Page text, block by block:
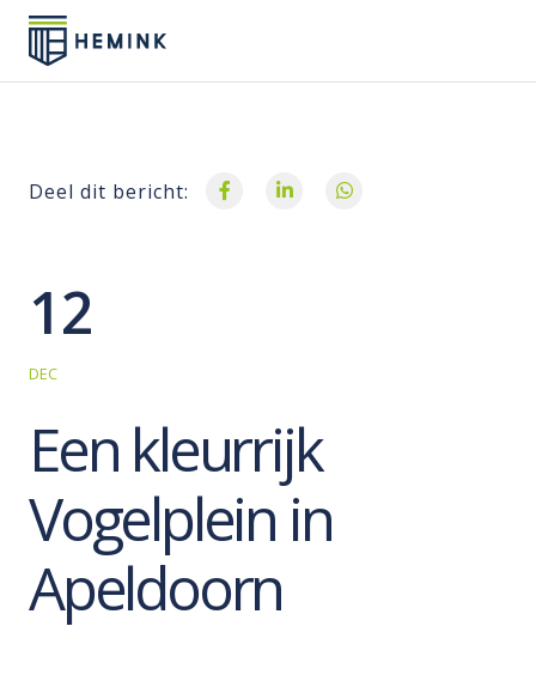
Deel dit bericht:
12
DEC
Een kleurrijk
Vogelplein in
Apeldoorn